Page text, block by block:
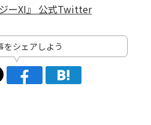
ーXI』 公式Twitter
をシェアしよう